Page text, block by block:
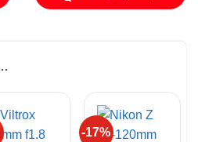
-17%